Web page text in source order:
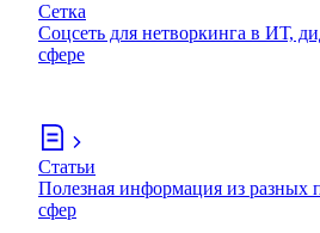
Сетка
Соцсеть для нетворкинга в ИТ,
сфере
Статьи
Полезная информация из разных
сфер